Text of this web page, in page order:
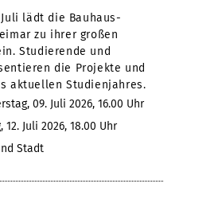
Juli lädt die Bauhaus-
zu ihrer großen
Studierende und
die Projekte und
aktuellen Studienjahres.
09. Juli 2026, 16.00 Uhr
12. Juli 2026, 18.00 Uhr
Stadt